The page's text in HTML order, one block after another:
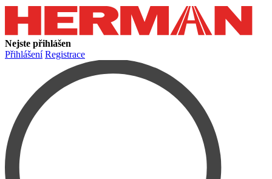
Nejste přihlášen
Přihlášení Registrace